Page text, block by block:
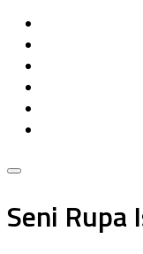
Seni Rupa